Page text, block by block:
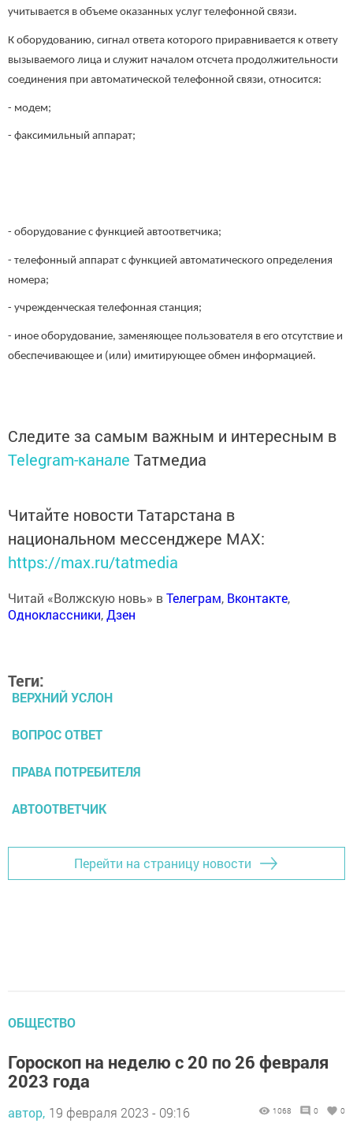
учитывается в объеме оказанных услуг телефонной связи.
К оборудованию, сигнал ответа которого приравнивается к ответу
вызываемого лица и служит началом отсчета продолжительности
соединения при автоматической телефонной связи, относится:
- модем;
- факсимильный аппарат;
- оборудование с функцией автоответчика;
- телефонный аппарат с функцией автоматического определения
номера;
- учрежденческая телефонная станция;
- иное оборудование, заменяющее пользователя в его отсутствие и
обеспечивающее и (или) имитирующее обмен информацией.
Следите за самым важным и интересным в
Telegram-канале Татмедиа
Читайте новости Татарстана в
национальном мессенджере MАХ:
https://max.ru/tatmedia
Читай «Волжскую новь» вТелеграм, Вконтакте,
Одноклассники,Дзен
Теги:
ВЕРХНИЙ УСЛОН
ВОПРОС ОТВЕТ
ПРАВА ПОТРЕБИТЕЛЯ
АВТООТВЕТЧИК
Перейти на страницу новости
ОБЩЕСТВО
Гороскоп на неделю с 20 по 26 февраля
2023 года
автор, 19 февраля 2023 - 09:16 1068 0 0